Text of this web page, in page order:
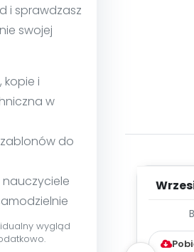
i sprawdzasz
swojej
kopie i
w
do
nauczyciele
wygląd